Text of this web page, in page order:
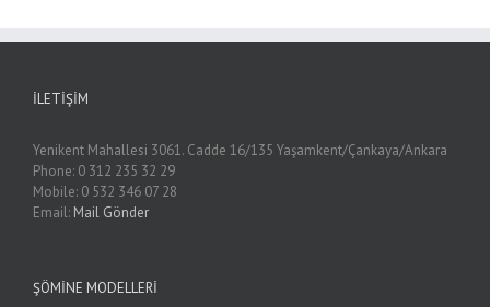
İLETIŞIM
Yenikent Mahallesi 3061. Cadde 16/135 Yaşamkent/Çankaya/Ankara
Phone: 0 312 235 32 29
Mobile: 0 532 346 07 28
Email: Mail Gönder
ŞÖMINE MODELLERI